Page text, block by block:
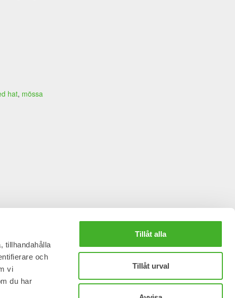
tillhandahålla
och
vi
du har
Tillåt alla
Tillåt urval
hat, mössa
Steelwrist Brand Box, Winter